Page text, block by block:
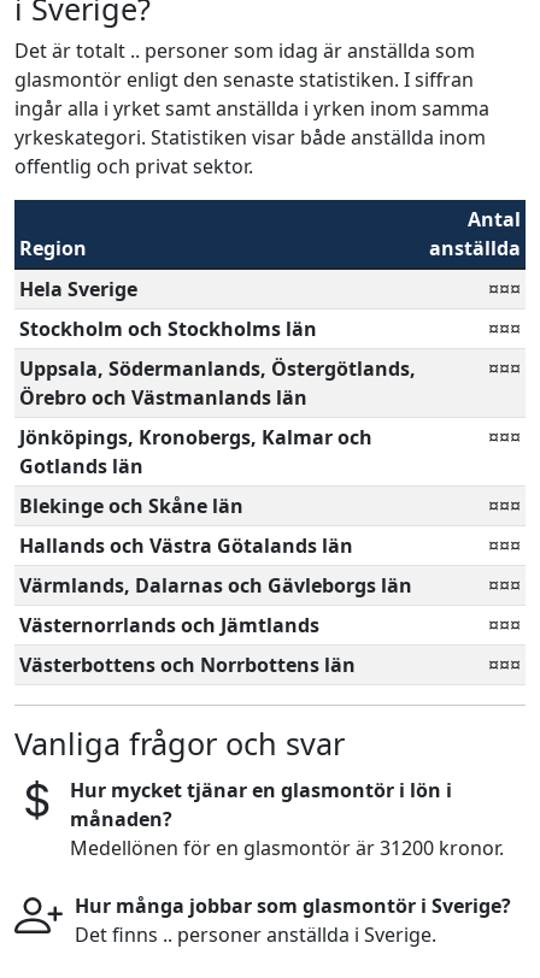
i Sverige?
Det är totalt .. personer som idag är anställda som
glasmontör enligt den senaste statistiken. I siffran
ingår alla i yrket samt anställda i yrken inom samma
yrkeskategori. Statistiken visar både anställda inom
offentlig och privat sektor.
Region
Antal
anställda
Hela Sverige
¤¤¤
Stockholm och Stockholms län
¤¤¤
Uppsala, Södermanlands, Östergötlands,
Örebro och Västmanlands län
¤¤¤
Jönköpings, Kronobergs, Kalmar och
Gotlands län
¤¤¤
Blekinge och Skåne län
¤¤¤
Hallands och Västra Götalands län
¤¤¤
Värmlands, Dalarnas och Gävleborgs län
¤¤¤
Västernorrlands och Jämtlands
¤¤¤
Västerbottens och Norrbottens län
¤¤¤
Vanliga frågor och svar
Hur mycket tjänar en glasmontör i lön i
månaden?
Medellönen för en glasmontör är 31200 kronor.
Hur många jobbar som glasmontör i Sverige?
Det finns .. personer anställda i Sverige.